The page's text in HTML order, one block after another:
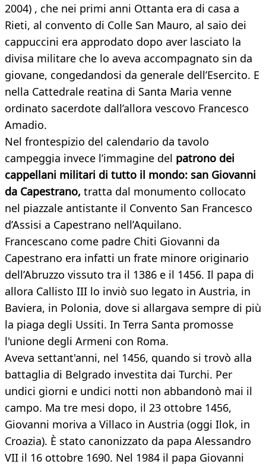
2004) , che nei primi anni Ottanta era di casa a
Rieti, al convento di Colle San Mauro, al saio dei
cappuccini era approdato dopo aver lasciato la
divisa militare che lo aveva accompagnato sin da
giovane, congedandosi da generale dell’Esercito. E
nella Cattedrale reatina di Santa Maria venne
ordinato sacerdote dall’allora vescovo Francesco
Amadio.
Nel frontespizio del calendario da tavolo
campeggia invece l’immagine del patrono dei
cappellani militari di tutto il mondo: san Giovanni
da Capestrano, tratta dal monumento collocato
nel piazzale antistante il Convento San Francesco
d’Assisi a Capestrano nell’Aquilano. ​
Francescano come padre Chiti Giovanni da
Capestrano era infatti un frate minore originario
dell’Abruzzo vissuto tra il 1386 e il 1456. Il papa di
allora Callisto III lo inviò suo legato in Austria, in
Baviera, in Polonia, dove si allargava sempre di più
la piaga degli Ussiti. In Terra Santa promosse
l'unione degli Armeni con Roma.
Aveva settant'anni, nel 1456, quando si trovò alla
battaglia di Belgrado investita dai Turchi. Per
undici giorni e undici notti non abbandonò mai il
campo. Ma tre mesi dopo, il 23 ottobre 1456,
Giovanni moriva a Villaco in Austria (oggi Ilok, in
Croazia). È stato canonizzato da papa Alessandro
VII il 16 ottobre 1690. Nel 1984 il papa Giovanni